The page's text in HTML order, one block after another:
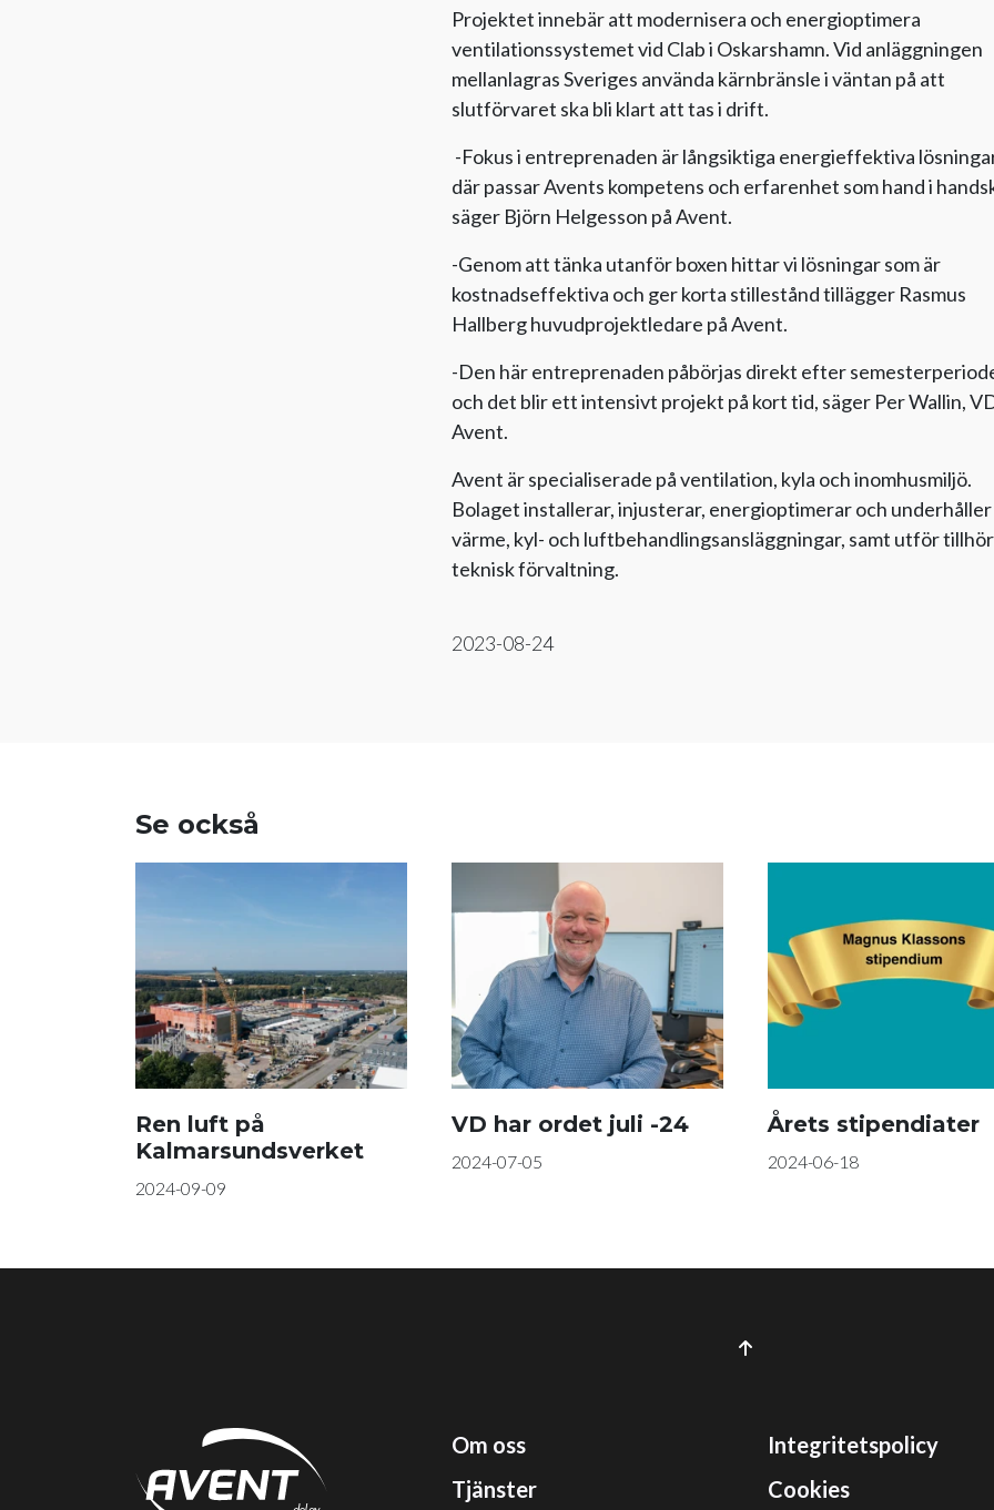
Projektet innebär att modernisera och energioptimera
ventilationssystemet vid Clab i Oskarshamn. Vid anläggningen
mellanlagras Sveriges använda kärnbränsle i väntan på att
slutförvaret ska bli klart att tas i drift.
-Fokus i entreprenaden är långsiktiga energieffektiva
där passar Avents kompetens och erfarenhet som hand i
säger Björn Helgesson på Avent.
-Genom att tänka utanför boxen hittar vi lösningar som är
kostnadseffektiva och ger korta stillestånd tillägger Rasmus
Hallberg huvudprojektledare på Avent.
-Den här entreprenaden påbörjas direkt efter
och det blir ett intensivt projekt på kort tid, säger Per Wallin,
Avent.
Avent är specialiserade på ventilation, kyla och inomhusmiljö.
Bolaget installerar, injusterar, energioptimerar och underhåller
värme, kyl- och luftbehandlingsansläggningar, samt utför
teknisk förvaltning.
2023-08-24
Se också
Ren luft på
Kalmarsundsverket
2024-09-09
VD har ordet juli -24
2024-07-05
Årets stipendiater
2024-06-18
Om oss
Tjänster
Integritetspolicy
Cookies